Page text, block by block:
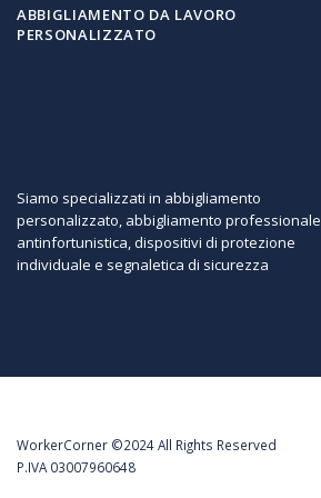
ABBIGLIAMENTO DA LAVORO
PERSONALIZZATO
Siamo specializzati in abbigliamento
personalizzato, abbigliamento professionale,
antinfortunistica, dispositivi di protezione
individuale e segnaletica di sicurezza
WorkerCorner ©2024 All Rights Reserved
P.IVA 03007960648